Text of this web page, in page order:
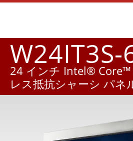
W24IT3S-
24 インチ Intel® Core™
レス抵抗シャーシ パネ